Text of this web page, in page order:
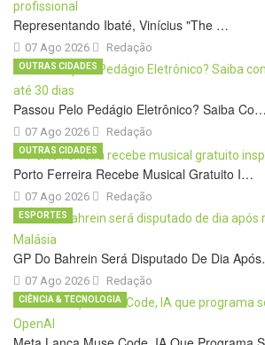
Representando Ibaté, Vinícius "The …
07 Ago 2026 Redação
Passou Pelo Pedágio Eletrônico? Saiba Co…
07 Ago 2026
OUTRAS CIDADES
Redação
Porto Ferreira Recebe Musical Gratuito I…
07 Ago 2026
OUTRAS CIDADES
Redação
GP Do Bahrein Será Disputado De Dia
07 Ago 2026
ESPORTES
Redação
CIÊNCIA & TECNOLOGIA